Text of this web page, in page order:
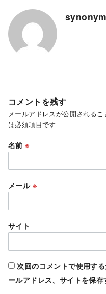
synonym
コメントを残す
メールアドレスが公開されるこ
は必須項目です
名前※
メール ※
サイト
次回のコメントで使用す
ールアドレス、サイトを保存